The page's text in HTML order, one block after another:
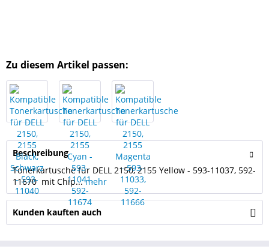
Zu diesem Artikel passen:
Beschreibung
Tonerkartusche für DELL 2150, 2155 Yellow - 593-11037, 592-
11670 mit Chip...mehr
Kunden kauften auch